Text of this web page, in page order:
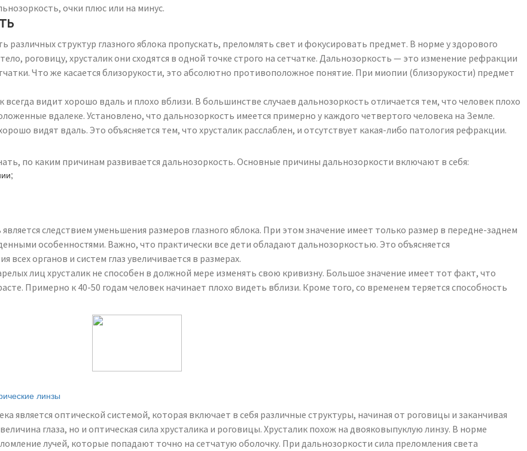
очки плюс или на минус.
различных структур глазного яблока пропускать, преломлять свет и фокусировать предмет. В норме у здорового
роговицу, хрусталик они сходятся в одной точке строго на сетчатке. Дальнозоркость — это изменение рефракции
Что же касается близорукости, это абсолютно противоположное понятие. При миопии (близорукости) предмет
видит хорошо вдаль и плохо вблизи. В большинстве случаев дальнозоркость отличается тем, что человек плохо
вдалеке. Установлено, что дальнозоркость имеется примерно у каждого четвертого человека на Земле.
видят вдаль. Это объясняется тем, что хрусталик расслаблен, и отсутствует какая-либо патология рефракции.
по каким причинам развивается дальнозоркость. Основные причины дальнозоркости включают в себя:
следствием уменьшения размеров глазного яблока. При этом значение имеет только размер в передне-заднем
особенностями. Важно, что практически все дети обладают дальнозоркостью. Это объясняется
органов и систем глаз увеличивается в размерах.
лиц хрусталик не способен в должной мере изменять свою кривизну. Большое значение имеет тот факт, что
Примерно к 40-50 годам человек начинает плохо видеть вблизи. Кроме того, со временем теряется способность
линзы
является оптической системой, которая включает в себя различные структуры, начиная от роговицы и заканчивая
глаза, но и оптическая сила хрусталика и роговицы. Хрусталик похож на двояковыпуклую линзу. В норме
лучей, которые попадают точно на сетчатую оболочку. При дальнозоркости сила преломления света